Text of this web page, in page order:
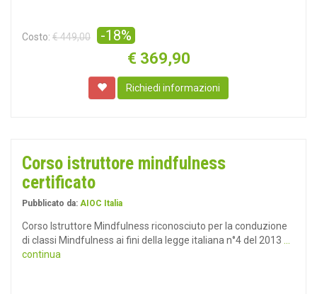
Costo: € 449,00 -18%
€ 369,90
Richiedi informazioni
Corso istruttore mindfulness
certificato
Pubblicato da: AIOC Italia
Corso Istruttore Mindfulness riconosciuto per la conduzione
di classi Mindfulness ai fini della legge italiana n°4 del 2013
continua